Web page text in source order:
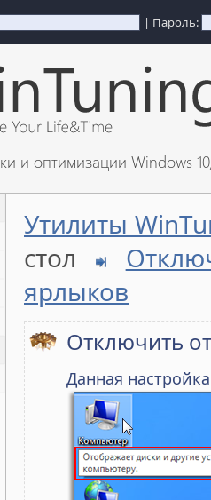
| Пароль:
и оптимизации Windows
Утилиты
стол
ярлыков
Отключить
Данная